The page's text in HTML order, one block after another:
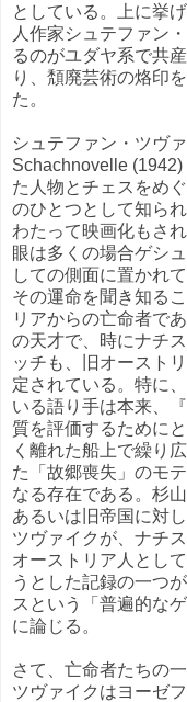
としている。上に挙
人作家シュテファン
るのがユダヤ系で共
り、頽廃芸術の烙印
た。
シュテファン・ツヴ
Schachnovelle
た人物とチェスをめ
のひとつとして知ら
わたって映画化もさ
眼は多くの場合ゲシ
しての側面に置かれ
その運命を聞き知る
リアからの亡命者で
の天才で、時にナチ
ッチも、旧オースト
定されている。特に
いる語り手は本来、
質を評価するために
く離れた船上で繰り
た「故郷喪失」のモ
なる存在である。杉
あるいは旧帝国に対
ツヴァイクが、ナチ
オーストリア人とし
うとした記録の一つ
スという「普遍的な
に論じる。
さて、亡命者たちの
ツヴァイクはヨーゼ